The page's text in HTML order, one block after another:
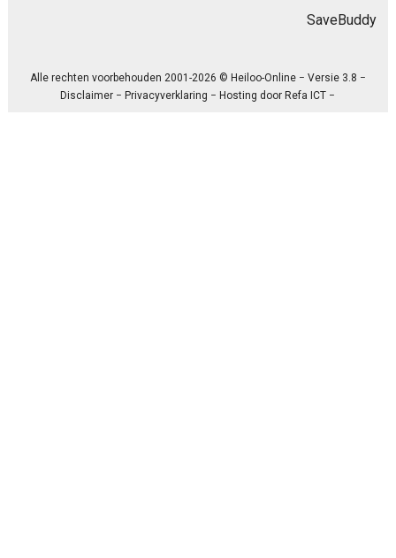
SaveBuddy
Alle rechten voorbehouden 2001-2026 © Heiloo-Online − Versie 3.8 −
Disclaimer − Privacyverklaring − Hosting door Refa ICT −